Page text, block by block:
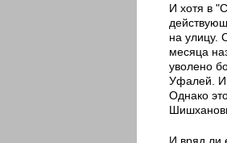
И хотя в
на улицу.
месяца
уволено
Уфалей. И
Однако
И вряд ли